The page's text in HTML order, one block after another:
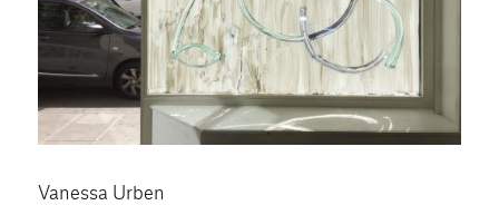
Vanessa Urben